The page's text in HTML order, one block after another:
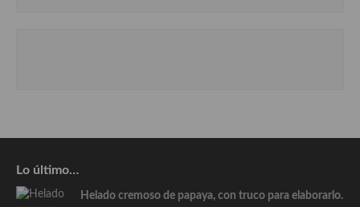
Lo último…
Helado cremoso de papaya, con truco para elaborarlo.